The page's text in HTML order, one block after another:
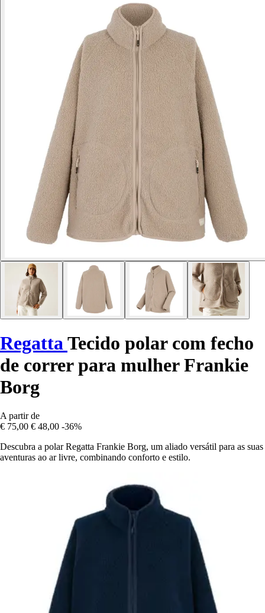
Regatta Tecido polar com fecho
de correr para mulher Frankie
Borg
A partir de
€ 75,00 € 48,00 -36%
Descubra a polar Regatta Frankie Borg, um aliado versátil para as suas
aventuras ao ar livre, combinando conforto e estilo.